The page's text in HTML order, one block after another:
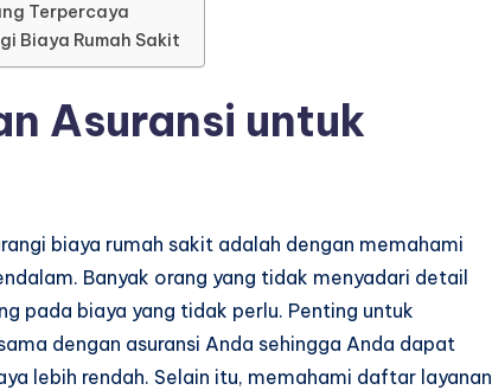
Terpercaya
Biaya Rumah Sakit
Asuransi untuk
biaya rumah sakit adalah dengan memahami
Banyak orang yang tidak menyadari detail
pada biaya yang tidak perlu. Penting untuk
dengan asuransi Anda sehingga Anda dapat
lebih rendah. Selain itu, memahami daftar layanan